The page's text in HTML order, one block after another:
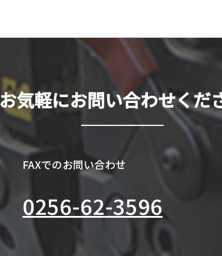
お気軽にお問い合わせくだ
FAXでのお問い合わせ
0256-62-3596